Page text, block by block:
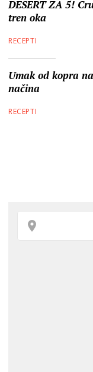
DESERT ZA 5!
tren oka
RECEPTI
Umak od kopra
načina
RECEPTI